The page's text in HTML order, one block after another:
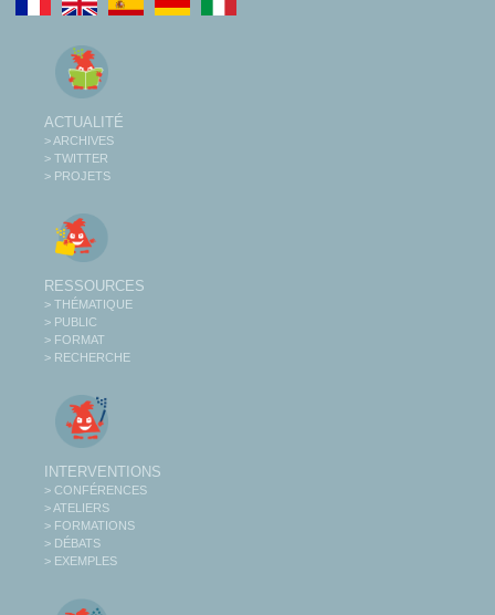
ACTUALITÉ
> ARCHIVES
> TWITTER
> PROJETS
RESSOURCES
> THÉMATIQUE
> PUBLIC
> FORMAT
> RECHERCHE
INTERVENTIONS
> CONFÉRENCES
> ATELIERS
> FORMATIONS
> DÉBATS
> EXEMPLES